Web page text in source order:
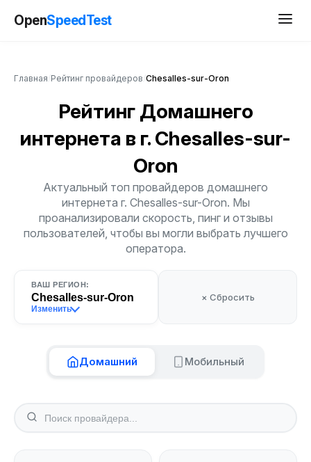
OpenSpeedTest
Главная Рейтинг провайдеров Chesalles-sur-Oron
Рейтинг Домашнего
интернета в г. Chesalles-sur-
Oron
Актуальный топ провайдеров домашнего
интернета г. Chesalles-sur-Oron. Мы
проанализировали скорость, пинг и отзывы
пользователей, чтобы вы могли выбрать лучшего
оператора.
ВАШ РЕГИОН:
Chesalles-sur-Oron
Изменить
× Сбросить
Домашний Мобильный